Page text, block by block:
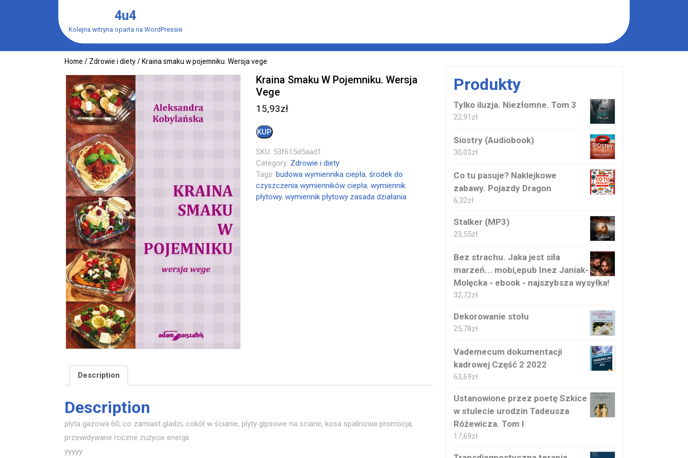
4u4
Kolejna witryna oparta na WordPressie
Home / Zdrowie i diety/ Kraina smaku w pojemniku. Wersja vege
Kraina Smaku W Pojemniku. Wersja
Vege
15,93zł
KUP
SKU: 53f615d5aad1
Category: Zdrowie i diety
Tags:budowa wymiennika ciepła,środek do
czyszczenia wymienników ciepła,wymiennik
płytowy,wymiennik płytowy zasada działania
Description
Description
plyta gazowa 60, co zamiast gladzi, cokół w ścianie, plyty gipsowe na sciane, kosa spalinowa promocja,
przewidywane roczne zużycie energii
yyyyy
Produkty
Tylko iluzja. Niezłomne. Tom 3
22,91 zł
Siostry (Audiobook)
30,03zł
Co tu pasuje? Naklejkowe
zabawy. Pojazdy Dragon
6,32zł
Stalker (MP3)
23,55zł
Bez strachu. Jaka jest siła
marzeń... mobi,epub Inez Janiak-
Molęcka - ebook - najszybsza wysyłka!
32,72zł
Dekorowanie stołu
25,78zł
Vademecum dokumentacji
kadrowej Część 2 2022
63,69zł
Ustanowione przez poetę Szkice
w stulecie urodzin Tadeusza
Różewicza. Tom I
17,69zł